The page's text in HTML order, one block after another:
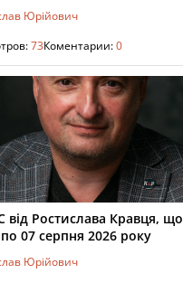
Юрійович
73Коментарии:0
від Ростислава Кравця, що
07 серпня 2026 року
Юрійович